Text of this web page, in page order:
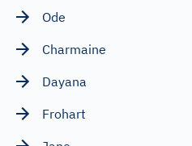
Ode
Charmaine
Dayana
Frohart